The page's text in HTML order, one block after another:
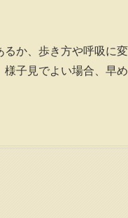
か、歩き方や呼吸に
子見でよい場合、早